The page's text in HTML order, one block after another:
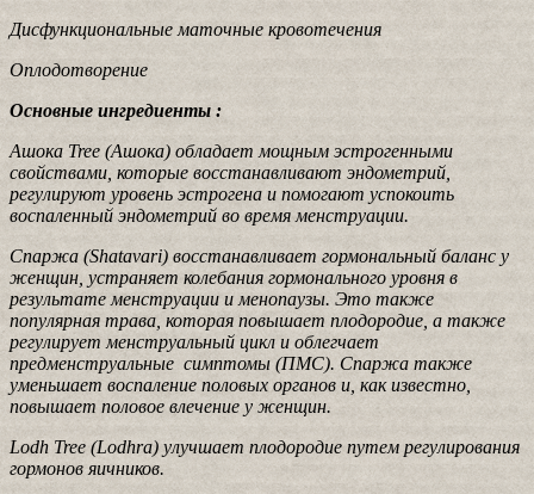
Дисфункциональные маточные кровотечения
Оплодотворение
Основные ингредиенты :
Ашока Tree (Ашока) обладает мощным эстрогенными
свойствами, которые восстанавливают эндометрий,
регулируют уровень эстрогена и помогают успокоить
воспаленный эндометрий во время менструации.
Спаржа (Shatavari) восстанавливает гормональный баланс у
женщин, устраняет колебания гормонального уровня в
результате менструации и менопаузы. Это также
популярная трава, которая повышает плодородие, а также
регулирует менструальный цикл и облегчает
предменструальные симптомы (ПМС). Спаржа также
уменьшает воспаление половых органов и, как известно,
повышает половое влечение у женщин.
Lodh Tree (Lodhra) улучшает плодородие путем регулирования
гормонов яичников.